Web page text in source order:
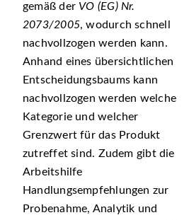
gemäß der VO (EG) Nr.
2073/2005, wodurch schnell
nachvollzogen werden kann.
Anhand eines übersichtlichen
Entscheidungsbaums kann
nachvollzogen werden welche
Kategorie und welcher
Grenzwert für das Produkt
zutreffet sind. Zudem gibt die
Arbeitshilfe
Handlungsempfehlungen zur
Probenahme, Analytik und